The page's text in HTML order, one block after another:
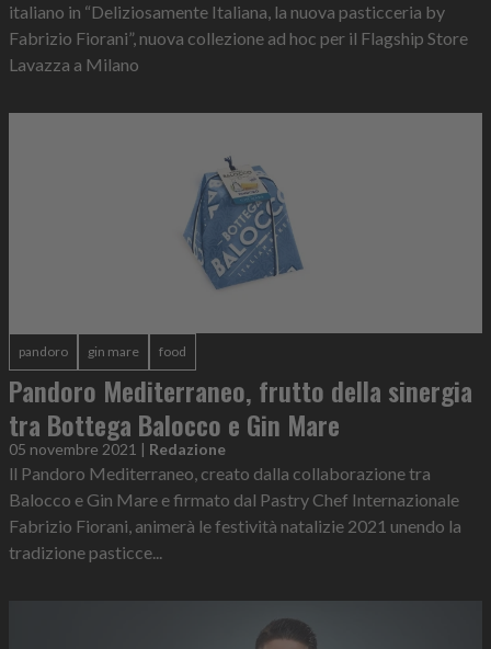
italiano in “Deliziosamente Italiana, la nuova pasticceria by
Fabrizio Fiorani”, nuova collezione ad hoc per il Flagship Store
Lavazza a Milano
pandoro gin mare food
Pandoro Mediterraneo, frutto della sinergia
tra Bottega Balocco e Gin Mare
05 novembre 2021 | Redazione
ll Pandoro Mediterraneo, creato dalla collaborazione tra
Balocco e Gin Mare e firmato dal Pastry Chef Internazionale
Fabrizio Fiorani, animerà le festività natalizie 2021 unendo la
tradizione pasticce...